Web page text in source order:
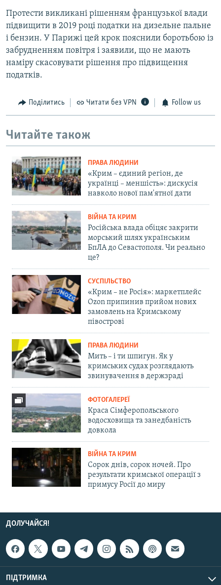
Протести викликані рішенням французької влади
підвищити в 2019 році податки на дизельне пальне
і бензин. У Парижі цей крок пояснили боротьбою із
забрудненням повітря і заявили, що не мають
наміру скасовувати рішення про підвищення
податків.
Поділитись Читати без VPN Follow us
Читайте також
ПРАВА ЛЮДИНИ
«Крим – єдиний регіон, де
українці – меншість»: дискусія
навколо нової пам'ятної дати
ВІЙНА ТА КРИМ
Російська влада обіцяє закрити
морський шлях українським
БпЛА до Севастополя. Чи реально
це?
СУСПІЛЬСТВО
«Крим – не Росія»: маркетплейс
Ozon припинив прийом нових
замовлень на Кримському
півострові
ПРАВА ЛЮДИНИ
Мить – і ти шпигун. Як у
кримських судах розглядають
звинувачення в держзраді
ФОТОГАЛЕРЕЇ
Краса Сімферопольського
водосховища та занедбаність
довкола
ВІЙНА ТА КРИМ
Сорок днів, сорок ночей. Про
результати кримської операції з
примусу Росії до миру
ДОЛУЧАЙСЯ!
ПІДТРИМКА